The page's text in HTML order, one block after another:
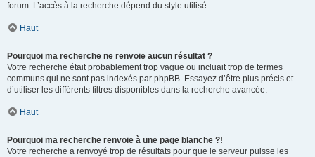
forum. L’accès à la recherche dépend du style utilisé.
Haut
Pourquoi ma recherche ne renvoie aucun résultat ?
Votre recherche était probablement trop vague ou incluait trop de termes
communs qui ne sont pas indexés par phpBB. Essayez d’être plus précis et
d’utiliser les différents filtres disponibles dans la recherche avancée.
Haut
Pourquoi ma recherche renvoie à une page blanche ?!
Votre recherche a renvoyé trop de résultats pour que le serveur puisse les